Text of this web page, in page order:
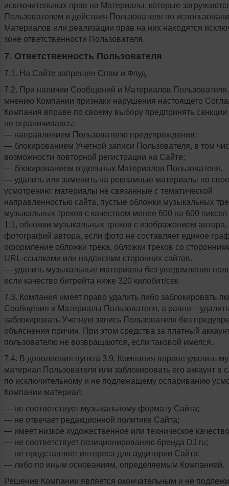
исключительных прав на Материалы, которые
Пользователем и действия Пользователя по
Материалов или реализации прав на них находятся
зоне ответственности Пользователя.
7. Ответственность Пользователя
7.1. На Сайте запрещен Спам и Флуд.
7.2. При наличии Сообщений и Материалов
мнению Компании признаки нарушения настоящего
Компания вправе по своему выбору предпринять
не ограничиваясь:
— направлением Пользователю предупреждения;
— блокированием Учетной записи Пользователя, в том
возможности повторной регистрации на Сайте;
— блокированием отдельных Материалов Пользователя.
— удалить или заменить на рекламные материалы по
усмотрению: материалы не связанные с тематической
направленностью сайта, пустые обложки музыкальных
музыкальных треков с качеством менее 600 на 600
1:1, обложки музыкальных треков с изображением
фотографий автора, если фото не составляет единое
оформление обложки трека, обложки треков со
URL-ссылками или надписями сторонних сайтов.
— удалить музыкальные материалы без уведомления
если качество битрейта ниже 320 килобит/сек
7.3. Компания имеет право удалить либо заблокировать
Сообщения и Материалы Пользователя, а равно –
заблокировать Учетную запись Пользователя без
объяснения причин. При этом средства за платный
пользователю не возвращаются, если таковой имелся.
7.4. В дополнения пункта 3.9. Компания вправе удалить
материал Пользователя или заблокировать его аккаунт в
по исключительному и не подлежащему оспариванию
Компании материал:
— не соответствует музыкальному формату Сайта;
— не отвечает редакционной политике Сайта;
— имеет низкое художественное или техническое
— не соответствует позиционированию бренда DJ.ru;
— не представляет интереса для аудитории Сайта;
— либо по иным основаниям, определяемым Компанией.
Решение Компании является окончательным и не